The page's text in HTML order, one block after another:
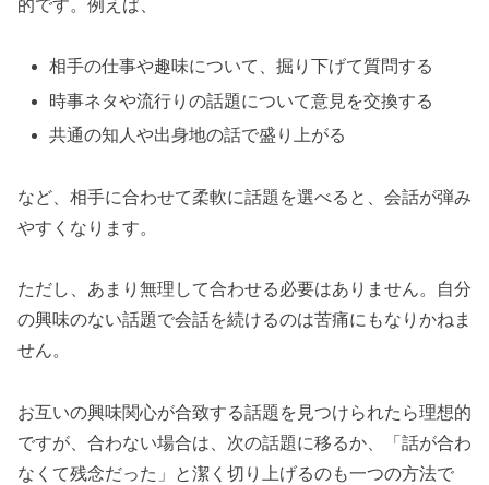
的です。例えば、
相手の仕事や趣味について、掘り下げて質問する
時事ネタや流行りの話題について意見を交換する
共通の知人や出身地の話で盛り上がる
など、相手に合わせて柔軟に話題を選べると、会話が弾み
やすくなります。
ただし、あまり無理して合わせる必要はありません。自分
の興味のない話題で会話を続けるのは苦痛にもなりかねま
せん。
お互いの興味関心が合致する話題を見つけられたら理想的
ですが、合わない場合は、次の話題に移るか、「話が合わ
なくて残念だった」と潔く切り上げるのも一つの方法で